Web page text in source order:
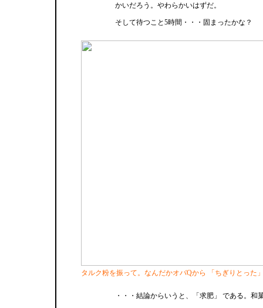
かいだろう。やわらかいはずだ。
そして待つこと5時間・・・固まったかな？
タルク粉を振って。なんだかオバQから 「ちぎりとった
・・・結論からいうと、「求肥」 である。和